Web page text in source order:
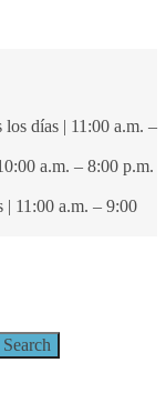
los días | 11:00 a.m. –
a.m. – 8:00 p.m.
| 11:00 a.m. – 9:00
Search
Search